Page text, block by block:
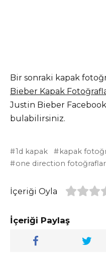
Bir sonraki kapak
Bieber Kapak
Justin Bieber
bulabilirsiniz.
1d kapak
kapak
one direction
İçeriği Oyla
İçeriği Paylaş